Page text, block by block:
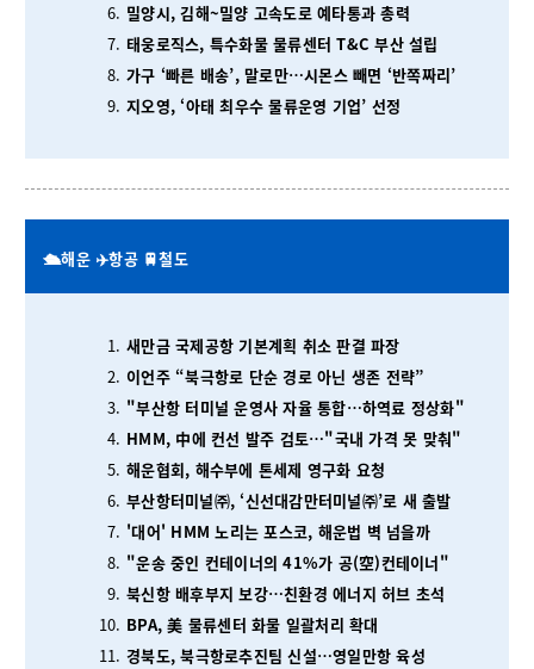
밀양시, 김해~밀양 고속도로 예타통과 총력
태웅로직스, 특수화물 물류센터 T&C 부산 설립
가구 ‘빠른 배송’, 말로만…시몬스 빼면 ‘반쪽짜리’
지오영, ‘아태 최우수 물류운영 기업’ 선정
🛳️해운 ✈️항공 🚆철도
새만금 국제공항 기본계획 취소 판결 파장
이언주 “북극항로 단순 경로 아닌 생존 전략”
"부산항 터미널 운영사 자율 통합…하역료 정상화"
HMM, 中에 컨선 발주 검토…"국내 가격 못 맞춰"
해운협회, 해수부에 톤세제 영구화 요청
부산항터미널㈜, ‘신선대감만터미널㈜’로 새 출발
'대어' HMM 노리는 포스코, 해운법 벽 넘을까
"운송 중인 컨테이너의 41%가 공(空)컨테이너"
북신항 배후부지 보강…친환경 에너지 허브 초석
BPA, 美 물류센터 화물 일괄처리 확대
경북도, 북극항로추진팀 신설…영일만항 육성